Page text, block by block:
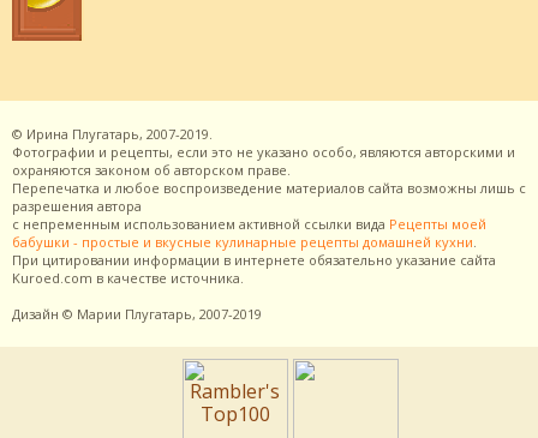
© Ирина Плугатарь, 2007-2019.
Фотографии и рецепты, если это не указано особо, являются авторскими и
охраняются законом об авторском праве.
Перепечатка и любое воспроизведение материалов сайта возможны лишь с
разрешения автора
с непременным использованием активной ссылки вида Рецепты моей
бабушки - простые и вкусные кулинарные рецепты домашней кухни.
При цитировании информации в интернете обязательно указание сайта
Kuroed.com в качестве источника.
Дизайн © Марии Плугатарь, 2007-2019